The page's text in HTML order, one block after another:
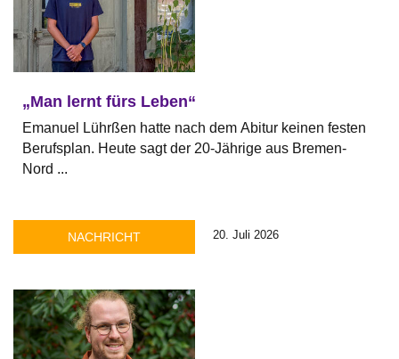
„Man lernt fürs Leben“
Emanuel Lührßen hatte nach dem Abitur keinen festen
Berufsplan. Heute sagt der 20-Jährige aus Bremen-
Nord ...
NACHRICHT 20. Juli 2026